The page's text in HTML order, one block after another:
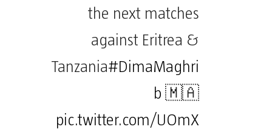
the next matches
against Eritrea &
Tanzania#DimaMaghri
b 🇲🇦
pic.twitter.com/UOmX